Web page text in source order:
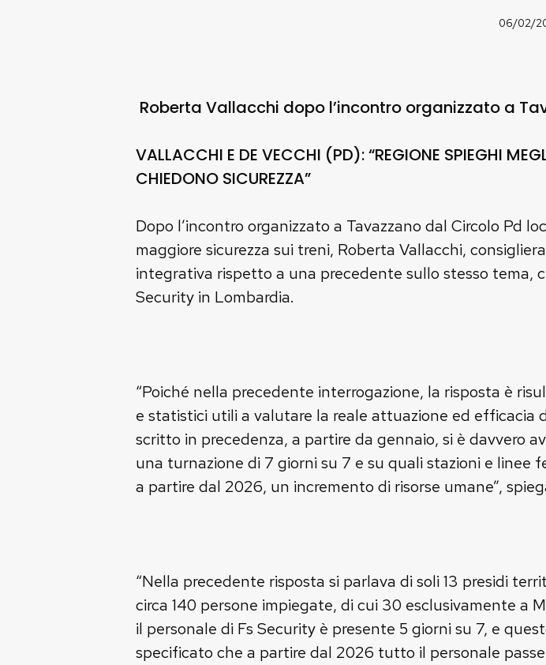
06/02/
Roberta Vallacchi dopo l’incontro organizzato a
VALLACCHI E DE VECCHI (PD): “REGIONE SPIEGHI
CHIEDONO SICUREZZA”
Dopo l’incontro organizzato a Tavazzano dal Circolo Pd
maggiore sicurezza sui treni, Roberta Vallacchi,
integrativa rispetto a una precedente sullo stesso tema,
Security in Lombardia.
“Poiché nella precedente interrogazione, la risposta è
e statistici utili a valutare la reale attuazione ed efficacia
scritto in precedenza, a partire da gennaio, si è davvero
una turnazione di 7 giorni su 7 e su quali stazioni e linee
a partire dal 2026, un incremento di risorse umane”,
“Nella precedente risposta si parlava di soli 13 presidi
circa 140 persone impiegate, di cui 30 esclusivamente a
il personale di Fs Security è presente 5 giorni su 7, e
specificato che a partire dal 2026 tutto il personale